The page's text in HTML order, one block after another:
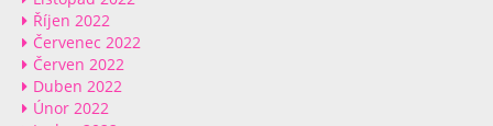
Říjen 2022
Červenec 2022
Červen 2022
Duben 2022
Únor 2022